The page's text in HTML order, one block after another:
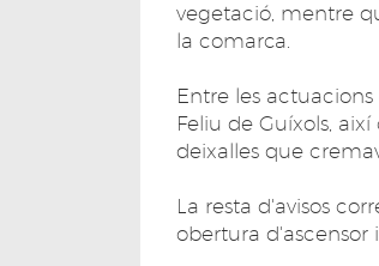
vegetació, mentre
la comarca.
Entre les
Feliu de Guíxols,
deixalles que
La resta d'avisos
obertura d'ascensor